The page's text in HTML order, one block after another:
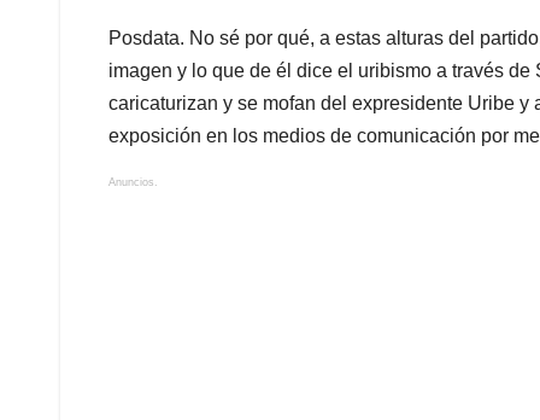
Posdata. No sé por qué, a estas alturas del
imagen y lo que de él dice el uribismo a través
caricaturizan y se mofan del expresidente Uribe
exposición en los medios de comunicación por
Anuncios.